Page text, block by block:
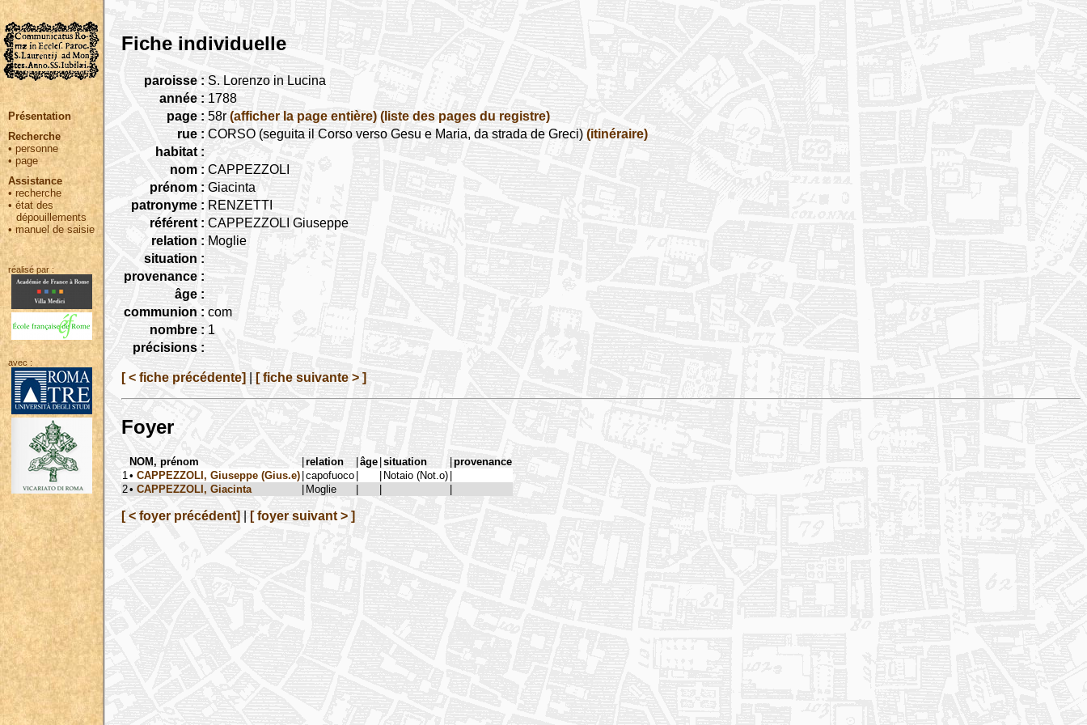
Présentation
Recherche
• personne
•page
Assistance
• recherche
•état des
dépouillements
•manuel de saisie
réalisé par :
avec :
Fiche individuelle
paroisse : S. Lorenzo in Lucina
année : 1788
page : 58r (afficher la page entière) (liste des pages du registre)
rue : CORSO (seguita il Corso verso Gesu e Maria, da strada de Greci) (itinéraire)
habitat :
nom : CAPPEZZOLI
prénom : Giacinta
patronyme : RENZETTI
référent : CAPPEZZOLI Giuseppe
relation : Moglie
situation :
provenance :
âge :
communion : com
nombre : 1
précisions :
[ < fiche précédente] [ fiche suivante > ]
Foyer
NOM, prénom |relation |âge |situation |provenance
1 • CAPPEZZOLI, Giuseppe (Gius.e) |capofuoco | | Notaio (Not.o) |
2• CAPPEZZOLI, Giacinta | Moglie | | |
[ < foyer précédent] [ foyer suivant > ]